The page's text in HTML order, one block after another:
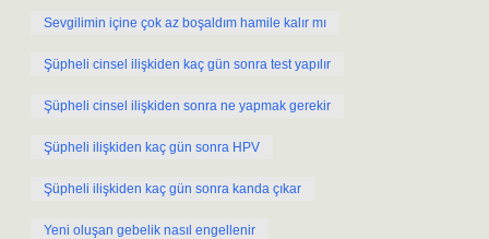
Sevgilimin içine çok az boşaldım hamile kalır mı
Şüpheli cinsel ilişkiden kaç gün sonra test yapılır
Şüpheli cinsel ilişkiden sonra ne yapmak gerekir
Şüpheli ilişkiden kaç gün sonra HPV
Şüpheli ilişkiden kaç gün sonra kanda çıkar
Yeni oluşan gebelik nasıl engellenir